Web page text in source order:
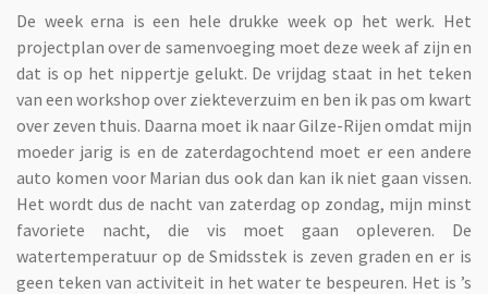
De week erna is een hele drukke week op het werk. Het
projectplan over de samenvoeging moet deze week af zijn en
dat is op het nippertje gelukt. De vrijdag staat in het teken
van een workshop over ziekteverzuim en ben ik pas om kwart
over zeven thuis. Daarna moet ik naar Gilze-Rijen omdat mijn
moeder jarig is en de zaterdagochtend moet er een andere
auto komen voor Marian dus ook dan kan ik niet gaan vissen.
Het wordt dus de nacht van zaterdag op zondag, mijn minst
favoriete nacht, die vis moet gaan opleveren. De
watertemperatuur op de Smidsstek is zeven graden en er is
geen teken van activiteit in het water te bespeuren. Het is ’s